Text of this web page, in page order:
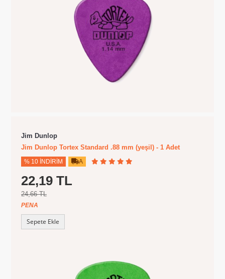
Jim Dunlop
Jim Dunlop Tortex Standard .88 mm (yeşil) - 1 Adet
% 10 İNDIRIM A
22,19 TL
24,66 TL
PENA
Sepete Ekle